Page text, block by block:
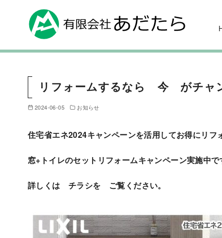
リフォームするなら 今 がチャ
2024-06-05 お知らせ
住宅省エネ2024キャンペーンを活用してお得にリフ
窓+トイレのセットリフォームキャンペーン実施中で
詳しくは チラシを ご覧ください。